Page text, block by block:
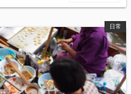
日常